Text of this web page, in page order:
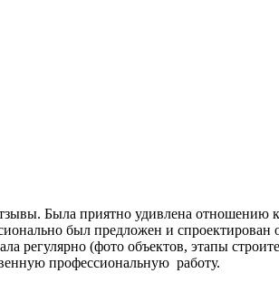
Была приятно удивлена отношению
был предложен и спроектирован
регулярно (фото объектов, этапы
профессиональную работу.